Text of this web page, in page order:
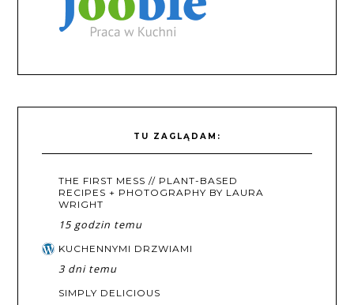
TU ZAGLĄDAM:
THE FIRST MESS // PLANT-BASED
RECIPES + PHOTOGRAPHY BY LAURA
WRIGHT
15 godzin temu
KUCHENNYMI DRZWIAMI
3 dni temu
SIMPLY DELICIOUS